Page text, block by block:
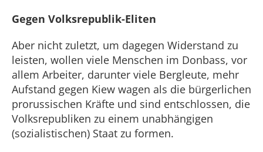
Gegen Volksrepublik-Eliten
Aber nicht zuletzt, um dagegen Widerstand zu
leisten, wollen viele Menschen im Donbass, vor
allem Arbeiter, darunter viele Bergleute, mehr
Aufstand gegen Kiew wagen als die bürgerlichen
prorussischen Kräfte und sind entschlossen, die
Volksrepubliken zu einem unabhängigen
(sozialistischen) Staat zu formen.